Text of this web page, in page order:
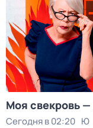
Моя свекровь
Сегодня в 02:20 Ю